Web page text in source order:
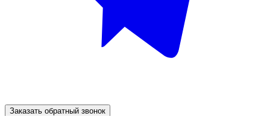
Заказать обратный звонок